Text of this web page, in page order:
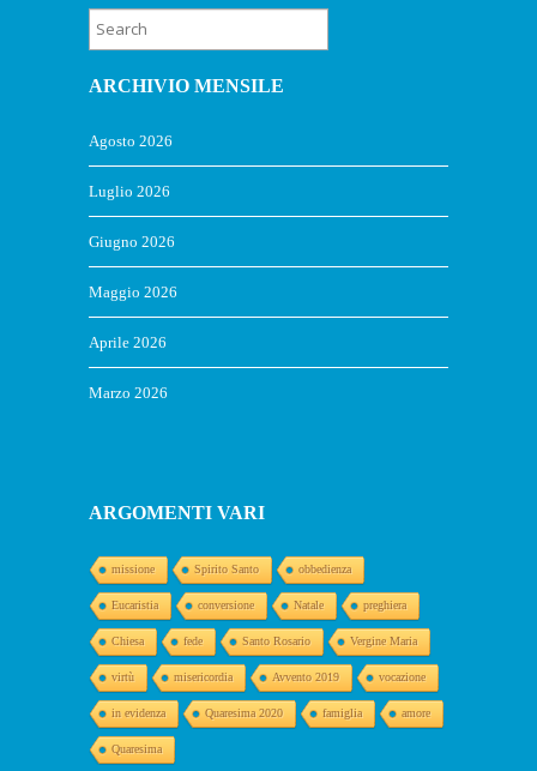
ARCHIVIO MENSILE
Agosto 2026
Luglio 2026
Giugno 2026
Maggio 2026
Aprile 2026
Marzo 2026
ARGOMENTI VARI
missione Spirito Santo obbedienza
Eucaristia conversione Natale preghiera
Chiesa fede Santo Rosario Vergine Maria
virtù misericordia Avvento 2019 vocazione
in evidenza Quaresima 2020 famiglia amore
Quaresima